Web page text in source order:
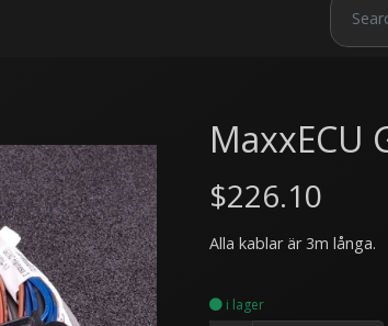
MaxxECU
$226.10
Alla kablar är 3m långa.
i lager